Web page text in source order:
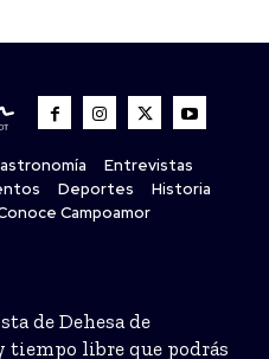
Entrevistas
Deportes
Historia
Campoamor
de Dehesa de
tiempo libre que podrás